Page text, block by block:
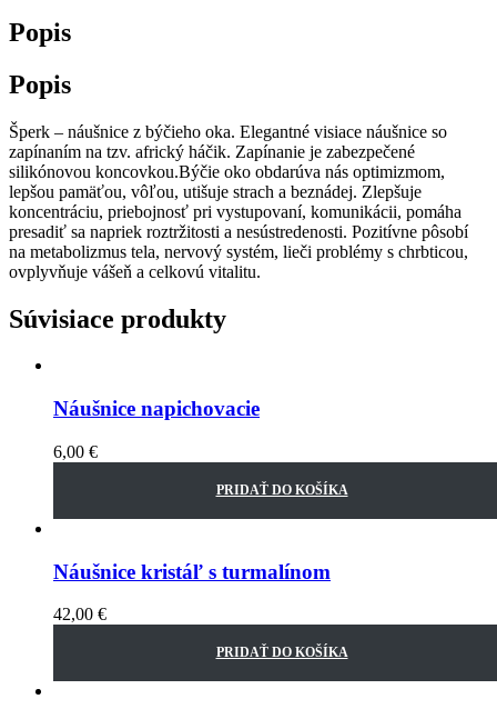
Popis
Popis
Šperk – náušnice z býčieho oka. Elegantné visiace náušnice so
zapínaním na tzv. africký háčik. Zapínanie je zabezpečené
silikónovou koncovkou.Býčie oko obdarúva nás optimizmom,
lepšou pamäťou, vôľou, utišuje strach a beznádej. Zlepšuje
koncentráciu, priebojnosť pri vystupovaní, komunikácii, pomáha
presadiť sa napriek roztržitosti a nesústredenosti. Pozitívne pôsobí
na metabolizmus tela, nervový systém, lieči problémy s chrbticou,
ovplyvňuje vášeň a celkovú vitalitu.
Súvisiace produkty
Náušnice napichovacie
6,00 €
PRIDAŤ DO KOŠÍKA
Náušnice kristáľ s turmalínom
42,00 €
PRIDAŤ DO KOŠÍKA